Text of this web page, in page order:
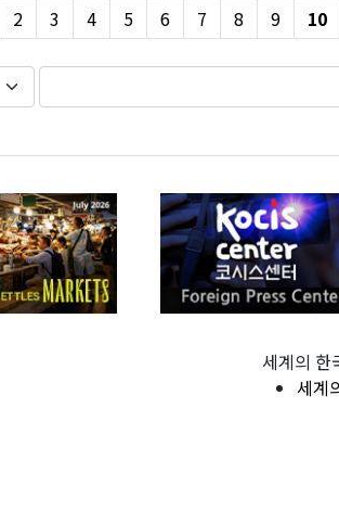
2 3 4 5 6 7 8 9 10
세계의 한
세계